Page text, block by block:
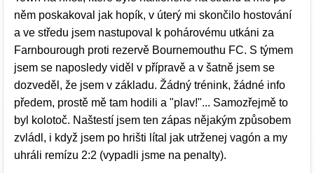
něm poskakoval jak hopík, v úterý mi skončilo hostování
a ve středu jsem nastupoval k pohárovému utkáni za
Farnbourough proti rezervě Bournemouthu FC. S týmem
jsem se naposledy viděl v přípravě a v šatně jsem se
dozveděl, že jsem v základu. Žádný trénink, žádné info
předem, prostě mě tam hodili a "plav!"... Samozřejmě to
byl kolotoč. Naštestí jsem ten zápas nějakým způsobem
zvládl, i když jsem po hrišti lítal jak utrženej vagón a my
uhráli remízu 2:2 (vypadli jsme na penalty).